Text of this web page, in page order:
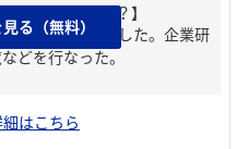
風にしましたか？】
ライン)に参加した。企業研
どを行なった。
る（無料）
はこちら